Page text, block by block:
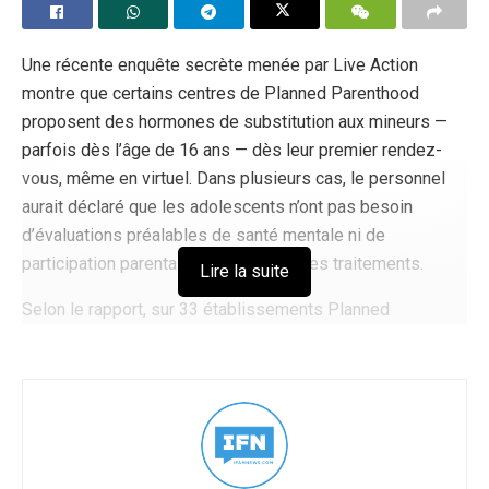
Une récente enquête secrète menée par Live Action
montre que certains centres de Planned Parenthood
proposent des hormones de substitution aux mineurs —
parfois dès l’âge de 16 ans — dès leur premier rendez-
vous, même en virtuel. Dans plusieurs cas, le personnel
aurait déclaré que les adolescents n’ont pas besoin
d’évaluations préalables de santé mentale ni de
participation parentale pour recevoir ces traitements.
Selon le rapport, sur 33 établissements Planned
preuve de thérapie préalable, d’autorisation de santé
mentale ou de documentation. Dans un cas, une personne
se faisant passer pour une mineure s’est vu assurer
Lire la suite